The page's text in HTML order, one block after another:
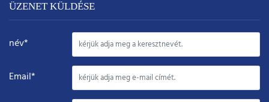
ÜZENET KÜLDÉSE
név*
Email*